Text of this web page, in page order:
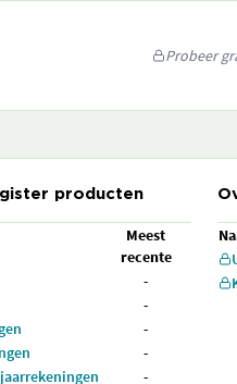
Probeer
producten
Meest
recente
-
-
-
-
-